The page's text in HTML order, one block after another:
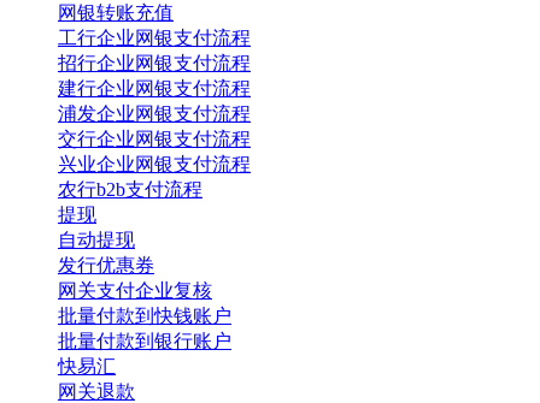
网银转账充值
工行企业网银支付流程
招行企业网银支付流程
建行企业网银支付流程
浦发企业网银支付流程
交行企业网银支付流程
兴业企业网银支付流程
农行b2b支付流程
提现
自动提现
发行优惠券
网关支付企业复核
批量付款到快钱账户
批量付款到银行账户
快易汇
网关退款